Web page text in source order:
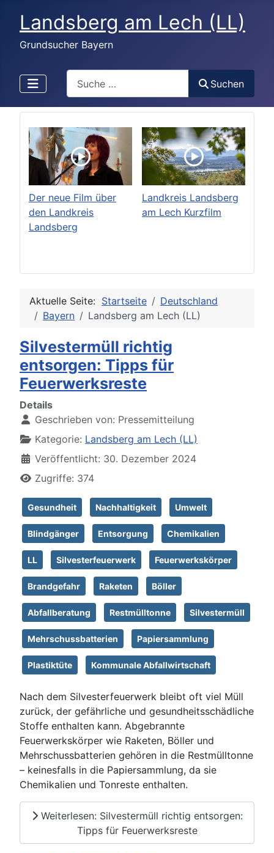
Landsberg am Lech (LL)
Grundsucher Bayern
Suchen
Der neue Film über
den Landkreis
Landsberg
Landkreis Landsberg
am Lech Kurzfilm
Aktuelle Seite: Startseite
Deutschland
Bayern
Landsberg am Lech (LL)
Silvestermüll richtig
entsorgen: Tipps für
Feuerwerksreste
Details
Geschrieben von: Pressemitteilung
Kategorie: Landsberg am Lech (LL)
Veröffentlicht: 30. Dezember 2024
Zugriffe: 374
Gesundheit Nachhaltigkeit Umwelt
Blindgänger Entsorgung Chemikalien
LL Silvesterfeuerwerk Feuerwerkskörper
Brandgefahr Raketen Böller
Abfallberatung Restmülltonne Silvestermüll
Mehrschussbatterien Papiersammlung
Plastiktüte Kommunale Abfallwirtschaft
Nach dem Silvesterfeuerwerk bleibt oft viel Müll
zurück, der gefährliche und gesundheitsschädliche
Stoffe enthalten kann. Abgebrannte
Feuerwerkskörper wie Raketen, Böller und
Mehrschussbatterien gehören in die Restmülltonne
– keinesfalls in die Papiersammlung, da sie
Chemikalien und Tonreste enthalten.
Weiterlesen: Silvestermüll richtig entsorgen:
Tipps für Feuerwerksreste